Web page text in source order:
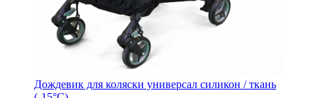
Дождевик для коляски универсал силикон / ткань